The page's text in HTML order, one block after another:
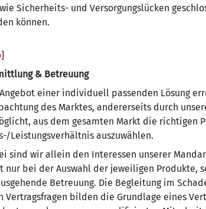
Sicherheits- und Versorgungslücken
können.
]
& Betreuung
Angebot einer individuell passenden Lösung
des Marktes, andererseits durch
aus dem gesamten Markt die richtigen
Leistungsverhältnis auszuwählen.
sind wir allein den Interessen unserer
nur bei der Auswahl der jeweiligen Produkte,
Betreuung. Die Begleitung im
Vertragsfragen bilden die Grundlage eines